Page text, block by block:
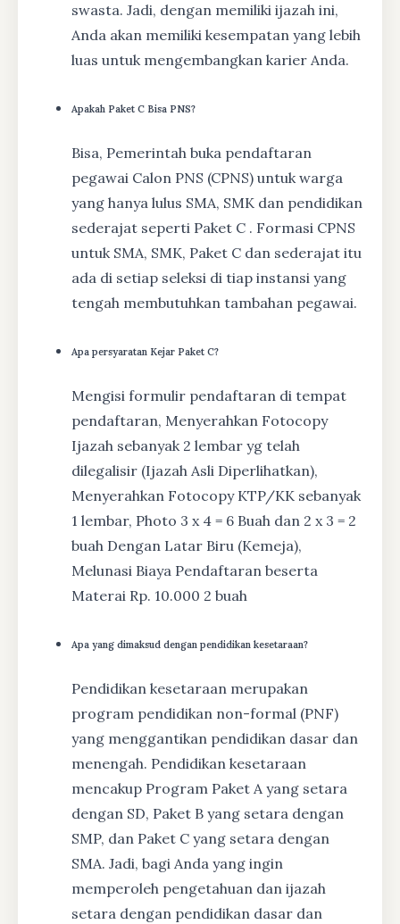
swasta. Jadi, dengan memiliki ijazah ini,
Anda akan memiliki kesempatan yang lebih
luas untuk mengembangkan karier Anda.
Apakah Paket C Bisa PNS?
Bisa, Pemerintah buka pendaftaran
pegawai Calon PNS (CPNS) untuk warga
yang hanya lulus SMA, SMK dan pendidikan
sederajat seperti Paket C . Formasi CPNS
untuk SMA, SMK, Paket C dan sederajat itu
ada di setiap seleksi di tiap instansi yang
tengah membutuhkan tambahan pegawai.
Apa persyaratan Kejar Paket C?
Mengisi formulir pendaftaran di tempat
pendaftaran, Menyerahkan Fotocopy
Ijazah sebanyak 2 lembar yg telah
dilegalisir (Ijazah Asli Diperlihatkan),
Menyerahkan Fotocopy KTP/KK sebanyak
1 lembar, Photo 3 x 4 = 6 Buah dan 2 x 3 = 2
buah Dengan Latar Biru (Kemeja),
Melunasi Biaya Pendaftaran beserta
Materai Rp. 10.000 2 buah
Apa yang dimaksud dengan pendidikan kesetaraan?
Pendidikan kesetaraan merupakan
program pendidikan non-formal (PNF)
yang menggantikan pendidikan dasar dan
menengah. Pendidikan kesetaraan
mencakup Program Paket A yang setara
dengan SD, Paket B yang setara dengan
SMP, dan Paket C yang setara dengan
SMA. Jadi, bagi Anda yang ingin
memperoleh pengetahuan dan ijazah
setara dengan pendidikan dasar dan